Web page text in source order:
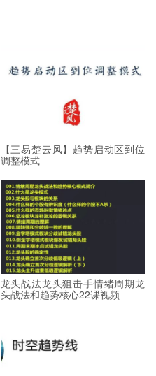
【三易楚云风】趋势启动区到位
调整模式
龙头战法龙头狙击手情绪周期龙
头战法和趋势核心22课视频